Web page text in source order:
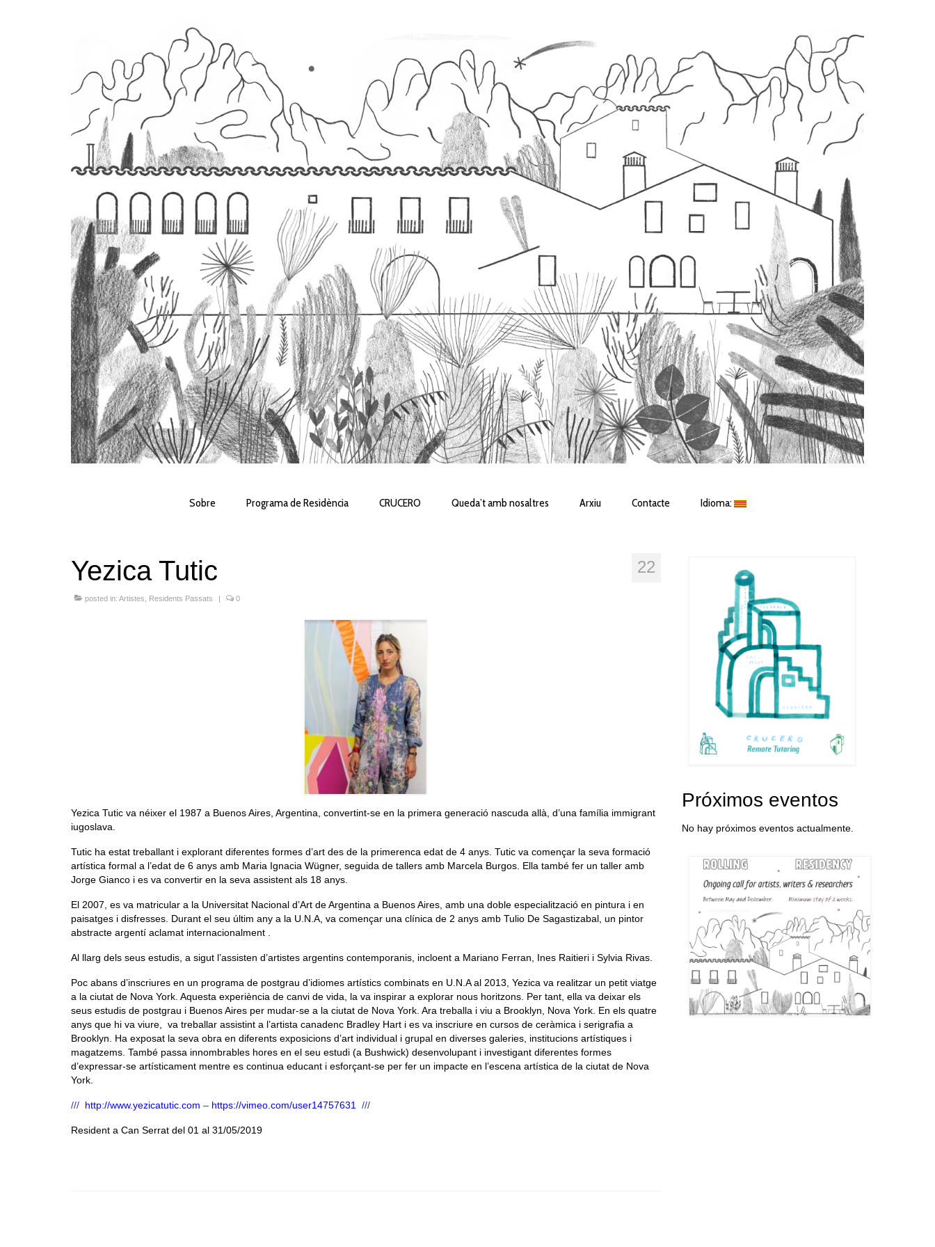
Sobre Programa de Residència CRUCERO Queda’t amb nosaltres Arxiu Contacte Idioma:
22
Yezica Tutic
posted in: Artistes Residents Passats 0
Yezica Tutic va néixer el 1987 a Buenos Aires, Argentina, convertint-se en la primera generació nascuda allà, d’una família immigrant
iugoslava.
Tutic ha estat treballant i explorant diferentes formes d’art des de la primerenca edat de 4 anys. Tutic va començar la seva formació
artística formal a l’edat de 6 anys amb Maria Ignacia Wügner, seguida de tallers amb Marcela Burgos. Ella també fer un taller amb
Jorge Gianco i es va convertir en la seva assistent als 18 anys.
El 2007, es va matricular a la Universitat Nacional d’Art de Argentina a Buenos Aires, amb una doble especialització en pintura i en
paisatges i disfresses. Durant el seu últim any a la U.N.A, va començar una clínica de 2 anys amb Tulio De Sagastizabal, un pintor
abstracte argentí aclamat internacionalment .
Al llarg dels seus estudis, a sigut l’assisten d’artistes argentins contemporanis, incloent a Mariano Ferran, Ines Raitieri i Sylvia Rivas.
Poc abans d’inscriures en un programa de postgrau d’idiomes artístics combinats en U.N.A al 2013, Yezica va realitzar un petit viatge
a la ciutat de Nova York. Aquesta experiència de canvi de vida, la va inspirar a explorar nous horitzons. Per tant, ella va deixar els
seus estudis de postgrau i Buenos Aires per mudar-se a la ciutat de Nova York. Ara treballa i viu a Brooklyn, Nova York. En els quatre
anys que hi va viure, va treballar assistint a l’artista canadenc Bradley Hart i es va inscriure en cursos de ceràmica i serigrafia a
Brooklyn. Ha exposat la seva obra en diferents exposicions d’art individual i grupal en diverses galeries, institucions artístiques i
magatzems. També passa innombrables hores en el seu estudi (a Bushwick) desenvolupant i investigant diferentes formes
d’expressar-se artísticament mentre es continua educant i esforçant-se per fer un impacte en l’escena artística de la ciutat de Nova
York.
/// http://www.yezicatutic.com – https://vimeo.com/user14757631 ///
Resident a Can Serrat del 01 al 31/05/2019
Próximos eventos
No hay próximos eventos actualmente.